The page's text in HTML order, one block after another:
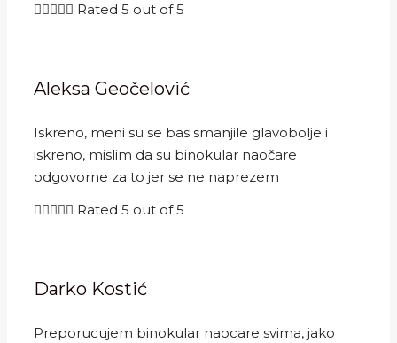
 Rated 5 out of 5
Aleksa Geočelović
Iskreno, meni su se bas smanjile glavobolje i
iskreno, mislim da su binokular naočare
odgovorne za to jer se ne naprezem
 Rated 5 out of 5
Darko Kostić
Preporucujem binokular naocare svima, jako